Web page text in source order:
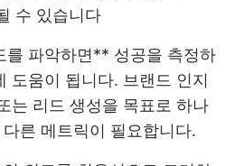
수 있습니다
를 파악하면** 성공을 측정하
도움이 됩니다. 브랜드 인지
는 리드 생성을 목표로 하나
른 메트릭이 필요합니다.